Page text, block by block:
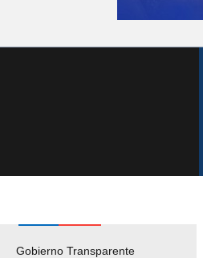
Gobierno Transparente